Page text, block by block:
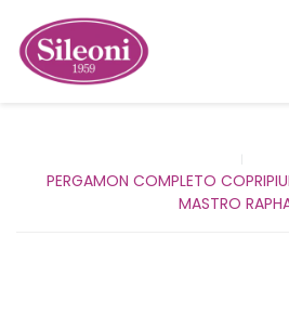
PERGAMON COMPLETO
MASTRO